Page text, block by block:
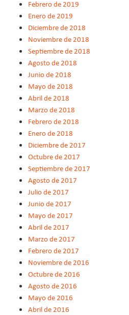
Febrero de 2019
Enero de 2019
Diciembre de 2018
Noviembre de 2018
Septiembre de 2018
Agosto de 2018
Junio de 2018
Mayo de 2018
Abril de 2018
Marzo de 2018
Febrero de 2018
Enero de 2018
Diciembre de 2017
Octubre de 2017
Septiembre de 2017
Agosto de 2017
Julio de 2017
Junio de 2017
Mayo de 2017
Abril de 2017
Marzo de 2017
Febrero de 2017
Noviembre de 2016
Octubre de 2016
Agosto de 2016
Mayo de 2016
Abril de 2016